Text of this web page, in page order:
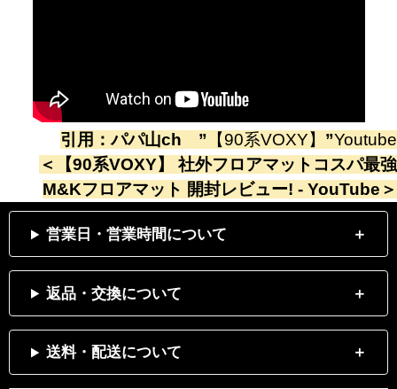
引用：パパ山ch ” 【90系VOXY】 ”Youtube
＜
【90系VOXY】 社外フロアマットコスパ最強
M&Kフロアマット 開封レビュー! - YouTube ＞
営業日・営業時間について
返品・交換について
送料・配送について